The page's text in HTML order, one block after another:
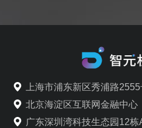
上海市浦东新区秀浦路
北京海淀区互联网金融中心
广东深圳湾科技生态园12栋